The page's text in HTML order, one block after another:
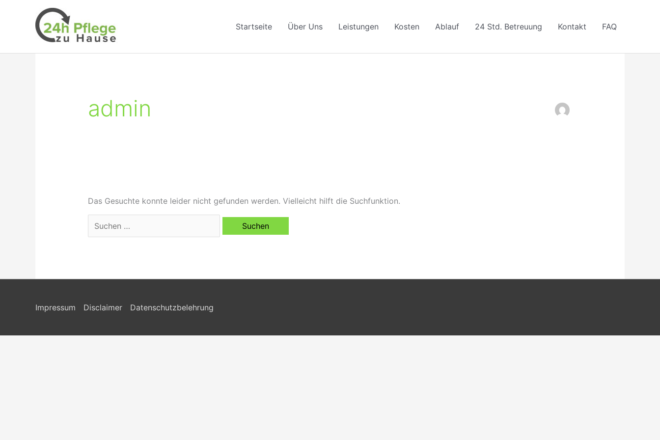
Startseite Über Uns Leistungen Kosten Ablauf 24 Std. Betreuung Kontakt FAQ
admin
Das Gesuchte konnte leider nicht gefunden werden. Vielleicht hilft die Suchfunktion.
Suchen
nach:
Impressum Disclaimer Datenschutzbelehrung